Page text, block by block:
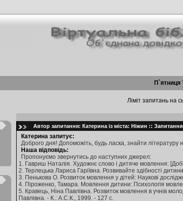
П`ятниця
Ліміт запитань на
Автор запитання: Катерина із міста: Ніжин ::
Катерина запитує:
Доброго дня! Допоможіть, будь ласка, знайти
Наша відповідь:
Пропонуємо звернутись до наступних джерел:
1. Гавриш Наталія. Художнє слово і дитяче мовлення:
2. Терлецька Лариса Гаріївна. Розвивайте здібності
3. Пенькова О. Розвиток мовлення у дітей: Наукові
4. Піроженко, Тамара. Мовлення дитини: Психологія
5. Кравець, Ніна Павлівна. Розвиток мовлення в учнів
Павлівна. - К.: А.С.К., 1999. - 127 с.